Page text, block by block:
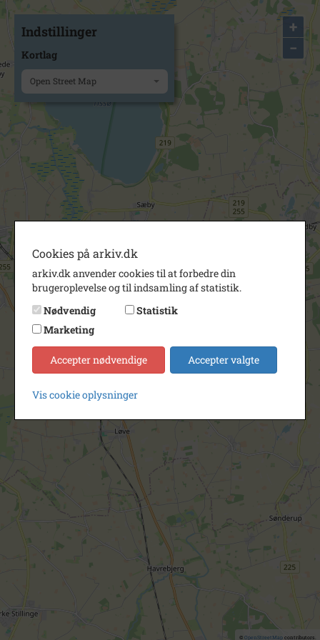
+
−
© OpenStreetMapcontributors.
Indstillinger
Kortlag
Open Street Map
Cookies på arkiv.dk
arkiv.dk anvender cookies til at forbedre din
brugeroplevelse og til indsamling af statistik.
Nødvendig
Statistik
Marketing
Accepter nødvendige Accepter valgte
Vis cookie oplysninger